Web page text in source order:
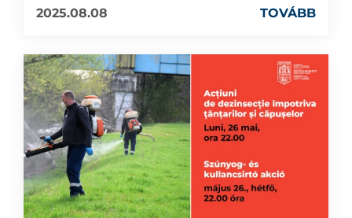
2025.08.08
TOVÁBB